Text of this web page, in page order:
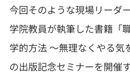
今回そのような現場リーダ
学院教員が執筆した書籍「
学的方法 ～無理なくやる気
の出版記念セミナーを開催